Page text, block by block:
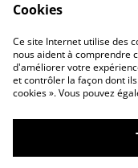
©2026A.E.Créatifs
Cookies
Ce site Internet utilise des
nous aident à comprendre
d'améliorer votre
et contrôler la façon dont
cookies ». Vous pouvez